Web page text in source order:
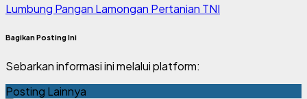
Lumbung Pangan Lamongan Pertanian TNI
Bagikan Posting Ini
Sebarkan informasi ini melalui platform:
Posting Lainnya